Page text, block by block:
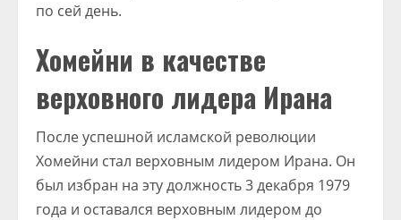
по сей день.
Хомейни в качестве
верховного лидера Ирана
После успешной исламской революции
Хомейни стал верховным лидером Ирана. Он
был избран на эту должность 3 декабря 1979
года и оставался верховным лидером до